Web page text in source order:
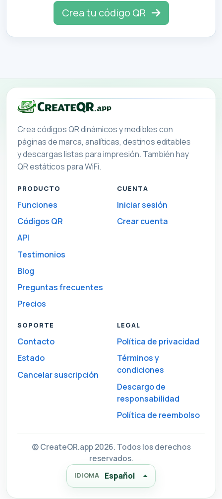
Crea tu código QR
Crea códigos QR dinámicos y medibles con
páginas de marca, analíticas, destinos editables
y descargas listas para impresión. También hay
QR estáticos para WiFi.
PRODUCTO
Funciones
Códigos QR
API
Testimonios
Blog
Preguntas frecuentes
Precios
CUENTA
Iniciar sesión
Crear cuenta
SOPORTE
Contacto
Estado
Cancelar suscripción
LEGAL
Política de privacidad
Términos y
condiciones
Descargo de
responsabilidad
Política de reembolso
© CreateQR.app 2026. Todos los derechos
reservados.
IDIOMA Español